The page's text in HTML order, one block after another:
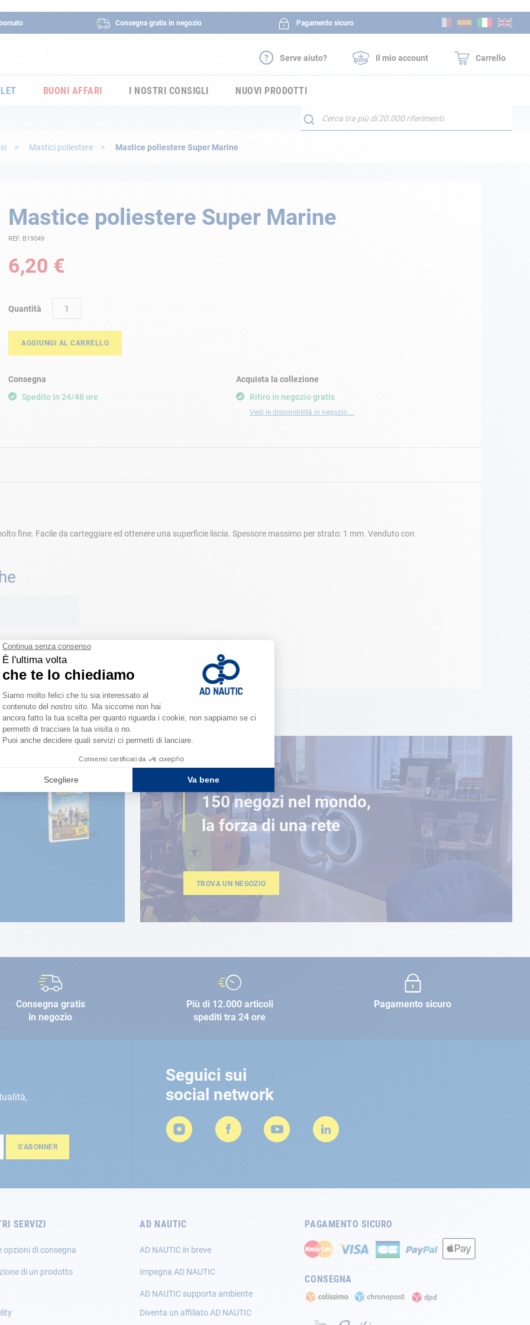
Consegna gratis in negozio Pagamento sicuro
al
Serve aiuto? Il mio account Carrello
BUONI AFFARI I NOSTRI CONSIGLI NUOVI PRODOTTI
Search
Mastici poliestere Mastice poliestere Super Marine
Mastice poliestere Super Marine
REF. B19049
6,20 €
Quantità
AGGIUNGI AL CARRELLO
Consegna
Spedito in 24/48 ore
Ritiro in negozio gratis
Vedi le disponibilità in negozio ...
Acquista la collezione
fine. Facile da carteggiare ed ottenere una superficie liscia. Spessore massimo per strato: 1 mm. Venduto con
VICINO A TE
150 negozi nel mondo,
la forza di una rete
TROVA UN NEGOZIO
Consegna gratis
in negozio
Più di 12.000 articoli
spediti tra 24 ore
Pagamento sicuro
S’ABONNER
Seguici sui
social network
SERVIZI
opzioni di consegna
di un prodotto
AD NAUTIC
AD NAUTIC in breve
Impegna AD NAUTIC
AD NAUTIC supporta ambiente
Diventa un affiliato AD NAUTIC
PAGAMENTO SICURO
CONSEGNA